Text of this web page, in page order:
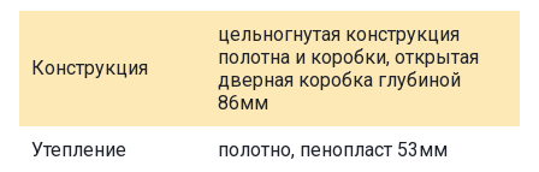
Конструкция
цельногнутая конструкция
полотна и коробки, открытая
дверная коробка глубиной
86мм
Утепление полотно, пенопласт 53мм